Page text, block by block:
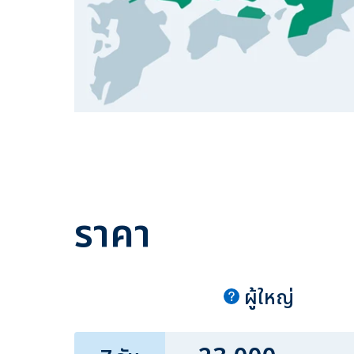
ราคา
ผู้ใหญ่